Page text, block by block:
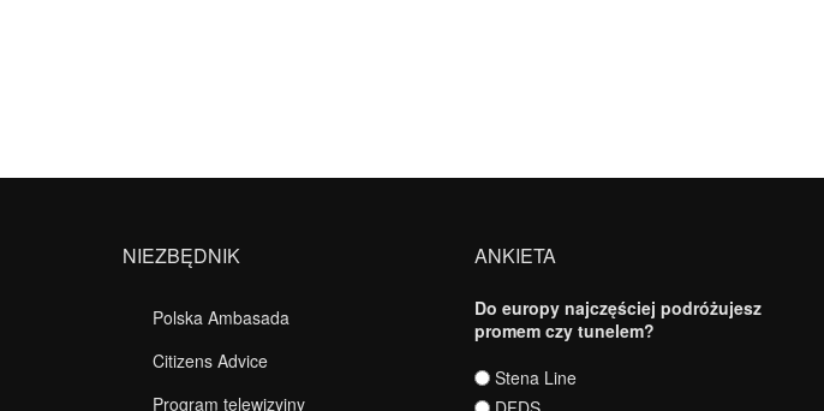
NIEZBĘDNIK
Polska Ambasada
Citizens Advice
Program telewizyjny
ANKIETA
Do europy najczęściej podróżujesz
promem czy tunelem?
Wybory
Stena Line